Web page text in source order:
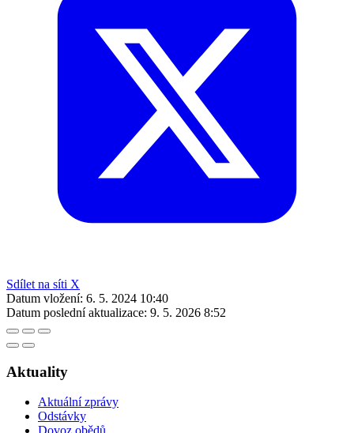
Sdílet na síti X
Datum vložení: 6. 5. 2024 10:40
Datum poslední aktualizace: 9. 5. 2026 8:52
Aktuality
Aktuální zprávy
Odstávky